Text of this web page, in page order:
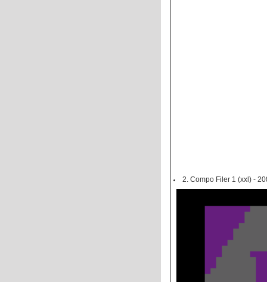
2. Compo Filer 1 (xxl) -